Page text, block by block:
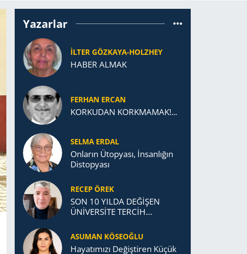
Yazarlar
İLTER GÖZKAYA-HOLZHEY
HABER ALMAK
FERHAN ERCAN
KORKUDAN KORKMAMAK!...
SELMA ERDAL
Onların Ütopyası, İnsanlığın
Distopyası
RECEP ÖREK
SON 10 YILDA DEĞİŞEN
ÜNİVERSİTE TERCİH
ASUMAN KÖSEOĞLU
Ha­ya­tı­mı­zı De­ğiş­ti­ren Küçük